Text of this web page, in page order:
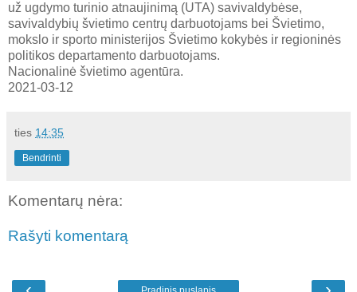
už ugdymo turinio atnaujinimą (UTA) savivaldybėse,
savivaldybių švietimo centrų darbuotojams bei Švietimo,
mokslo ir sporto ministerijos Švietimo kokybės ir regioninės
politikos departamento darbuotojams.
Nacionalinė švietimo agentūra.
2021-03-12
ties 14:35
Bendrinti
Komentarų nėra:
Rašyti komentarą